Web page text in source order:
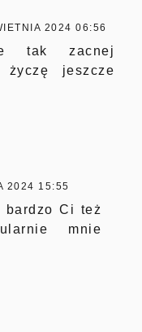
2024 06:56
tak zacnej
jeszcze
2024 15:55
bardzo Ci też
mnie